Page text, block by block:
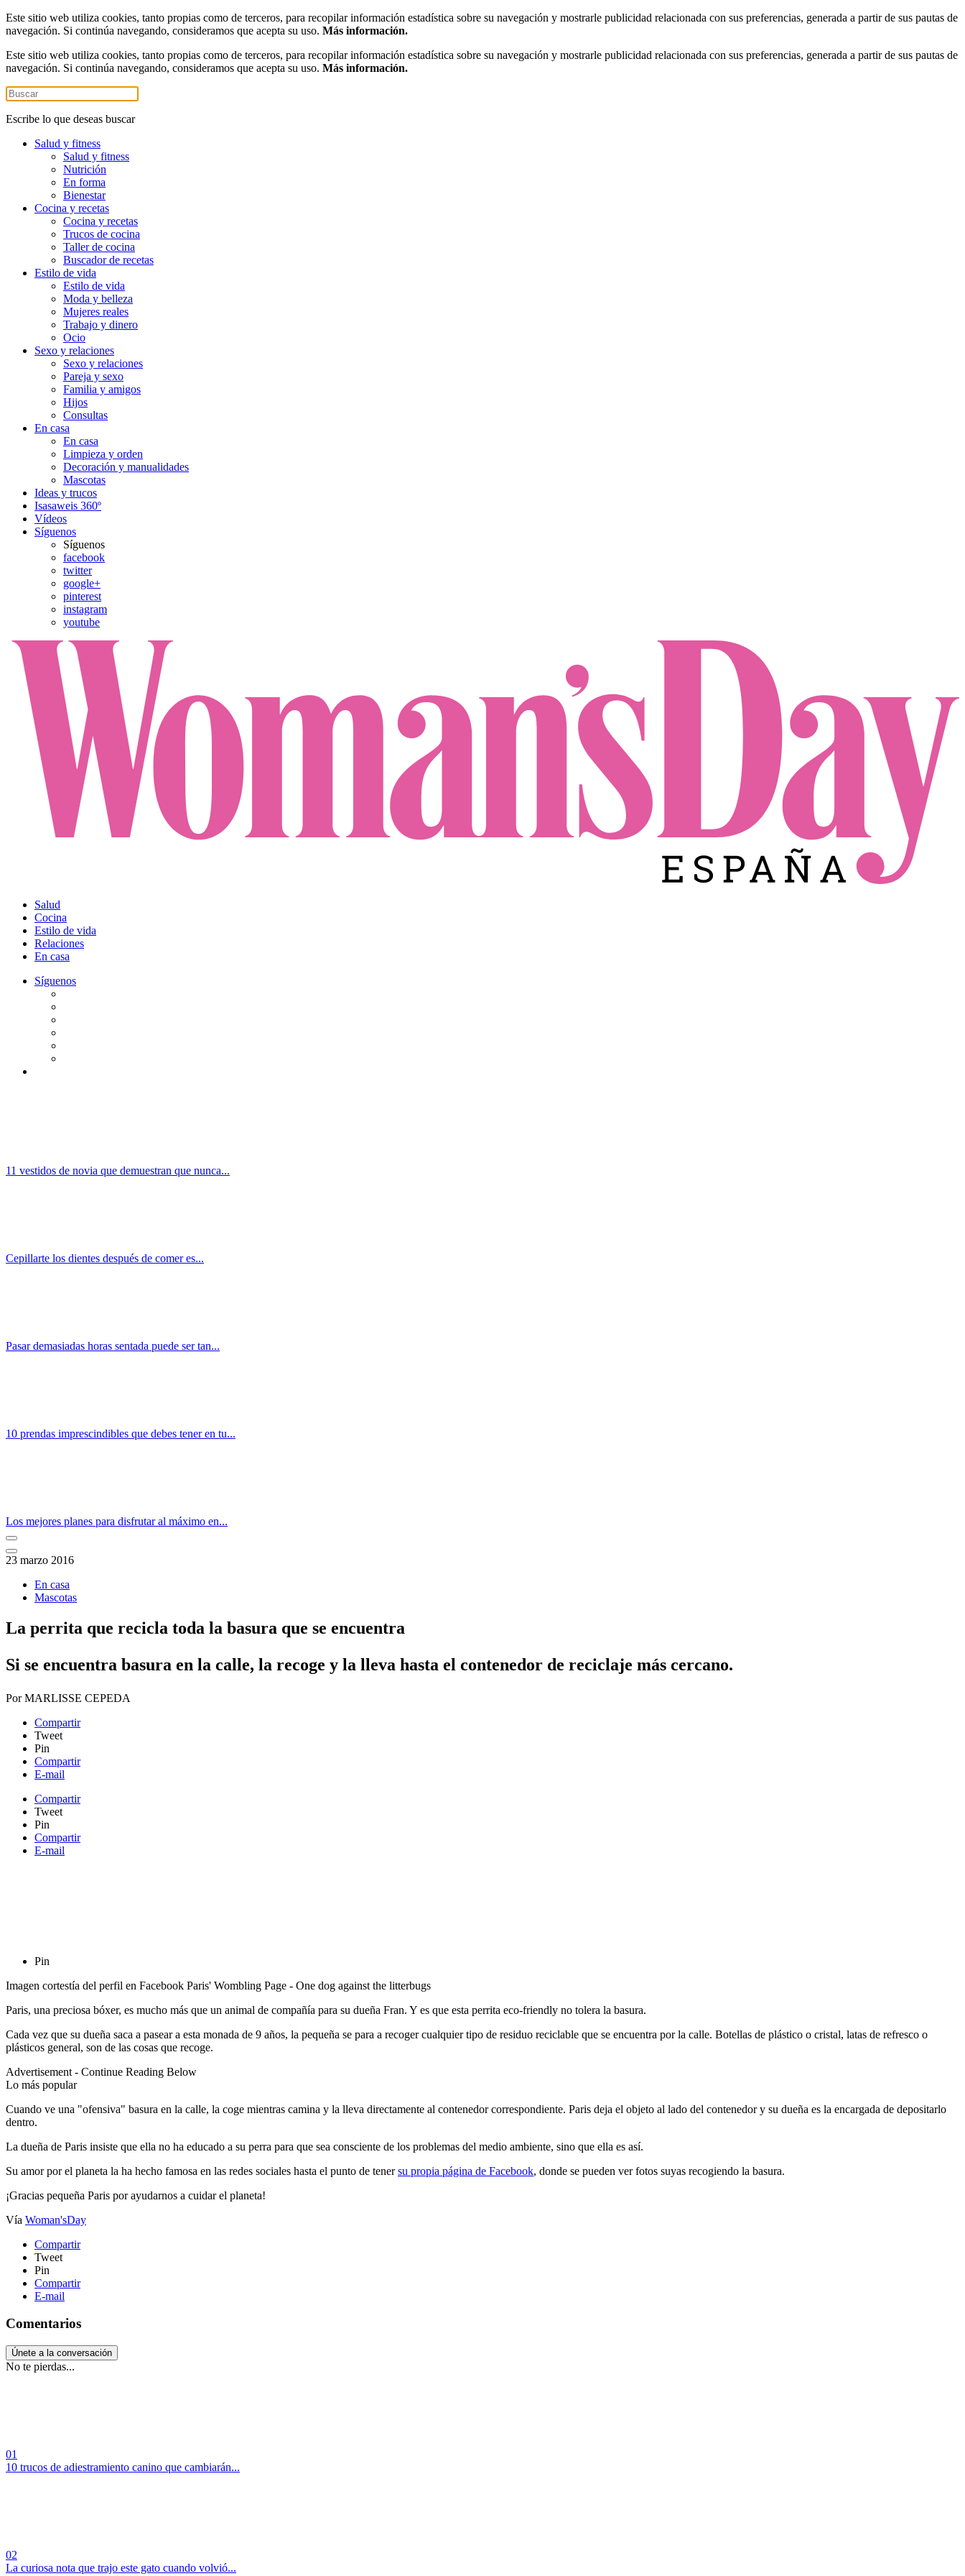
Este sitio web utiliza cookies, tanto propias como de terceros, para recopilar información estadística sobre su navegación y mostrarle publicidad relacionada con sus preferencias, generada a partir de sus pautas de
navegación. Si continúa navegando, consideramos que acepta su uso. Más información.
Este sitio web utiliza cookies, tanto propias como de terceros, para recopilar información estadística sobre su navegación y mostrarle publicidad relacionada con sus preferencias, generada a partir de sus pautas de
navegación. Si continúa navegando, consideramos que acepta su uso. Más información.
Escribe lo que deseas buscar
Salud y fitness
Salud y fitness
Nutrición
En forma
Bienestar
Cocina y recetas
Cocina y recetas
Trucos de cocina
Taller de cocina
Buscador de recetas
Estilo de vida
Estilo de vida
Moda y belleza
Mujeres reales
Trabajo y dinero
Ocio
Sexo y relaciones
Sexo y relaciones
Pareja y sexo
Familia y amigos
Hijos
Consultas
En casa
En casa
Limpieza y orden
Decoración y manualidades
Mascotas
Ideas y trucos
Isasaweis 360º
Vídeos
Síguenos
Síguenos
facebook
twitter
google+
pinterest
instagram
youtube
Salud
Cocina
Estilo de vida
Relaciones
En casa
Síguenos
11 vestidos de novia que demuestran que nunca...
Cepillarte los dientes después de comer es...
Pasar demasiadas horas sentada puede ser tan...
10 prendas imprescindibles que debes tener en tu...
Los mejores planes para disfrutar al máximo en...
23 marzo 2016
En casa
Mascotas
La perrita que recicla toda la basura que se encuentra
Si se encuentra basura en la calle, la recoge y la lleva hasta el contenedor de reciclaje más cercano.
PorMARLISSE CEPEDA
Compartir
Tweet
Pin
Compartir
E-mail
Compartir
Tweet
Pin
Compartir
E-mail
Pin
Imagen cortestía del perfil en Facebook Paris' Wombling Page - One dog against the litterbugs
Paris, una preciosa bóxer, es mucho más que un animal de compañía para su dueña Fran. Y es que esta perrita eco-friendly no tolera la basura.
Cada vez que su dueña saca a pasear a esta monada de 9 años, la pequeña se para a recoger cualquier tipo de residuo reciclable que se encuentra por la calle. Botellas de plástico o cristal, latas de refresco o
plásticos general, son de las cosas que recoge.
Advertisement - Continue Reading Below
Lo más popular
Cuando ve una "ofensiva" basura en la calle, la coge mientras camina y la lleva directamente al contenedor correspondiente. Paris deja el objeto al lado del contenedor y su dueña es la encargada de depositarlo
dentro.
La dueña de Paris insiste que ella no ha educado a su perra para que sea consciente de los problemas del medio ambiente, sino que ella es así.
Su amor por el planeta la ha hecho famosa en las redes sociales hasta el punto de tenersu propia página de Facebook, donde se pueden ver fotos suyas recogiendo la basura.
¡Gracias pequeña Paris por ayudarnos a cuidar el planeta!
Vía Woman'sDay
Compartir
Tweet
Pin
Compartir
E-mail
Comentarios
Únete a la conversación
No te pierdas...
01
10 trucos de adiestramiento canino que cambiarán...
02
La curiosa nota que trajo este gato cuando volvió...